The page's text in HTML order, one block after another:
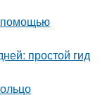
помощью
простой гид